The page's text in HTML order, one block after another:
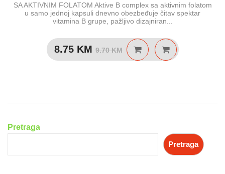
SA AKTIVNIM FOLATOM Aktive B complex sa aktivnim folatom
u samo jednoj kapsuli dnevno obezbeđuje čitav spektar
vitamina B grupe, pažljivo dizajniran...
9.70KMIzvorna
8.75 KM
Trenutna
Pretraga
Pretraga